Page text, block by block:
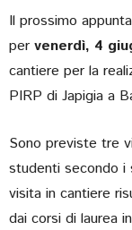
Il prossimo
per venerdì, 4
cantiere per la
PIRP di Japigia a
Sono previste tre
studenti secondo i
visita in cantiere
dai corsi di laurea